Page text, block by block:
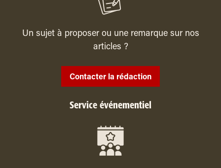
Un sujet à proposer ou une remarque sur nos
articles ?
Contacter la rédaction
Service événementiel